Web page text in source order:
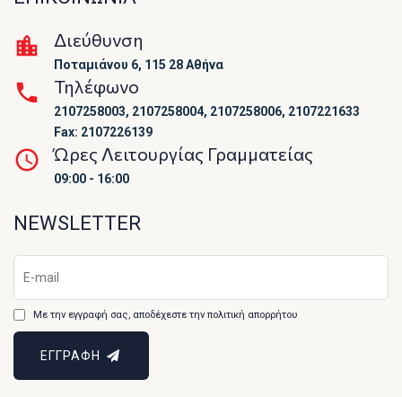
Διεύθυνση
Ποταμιάνου 6, 115 28 Αθήνα
Τηλέφωνο
2107258003, 2107258004, 2107258006, 2107221633
Fax: 2107226139
Ώρες Λειτουργίας Γραμματείας
09:00 - 16:00
NEWSLETTER
Με την εγγραφή σας, αποδέχεστε την πολιτική απορρήτου
ΕΓΓΡΑΦΗ